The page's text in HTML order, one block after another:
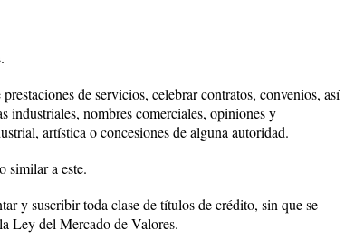
de servicios, celebrar contratos, convenios, así
industriales, nombres comerciales, opiniones y
artística o concesiones de alguna autoridad.
similar a este.
y suscribir toda clase de títulos de crédito, sin que se
Ley del Mercado de Valores.